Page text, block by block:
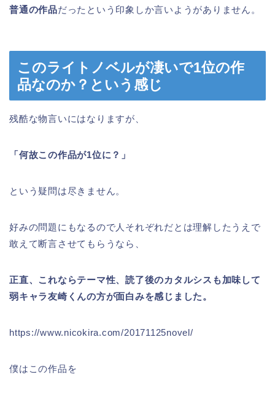
普通の作品だったという印象しか言いようがありません。
このライトノベルが凄いで1位の作
品なのか？という感じ
残酷な物言いにはなりますが、
「何故この作品が1位に？」
という疑問は尽きません。
好みの問題にもなるので人それぞれだとは理解したうえで
敢えて断言させてもらうなら、
正直、これならテーマ性、読了後のカタルシスも加味して
弱キャラ友崎くんの方が面白みを感じました。
https://www.nicokira.com/20171125novel/
僕はこの作品を